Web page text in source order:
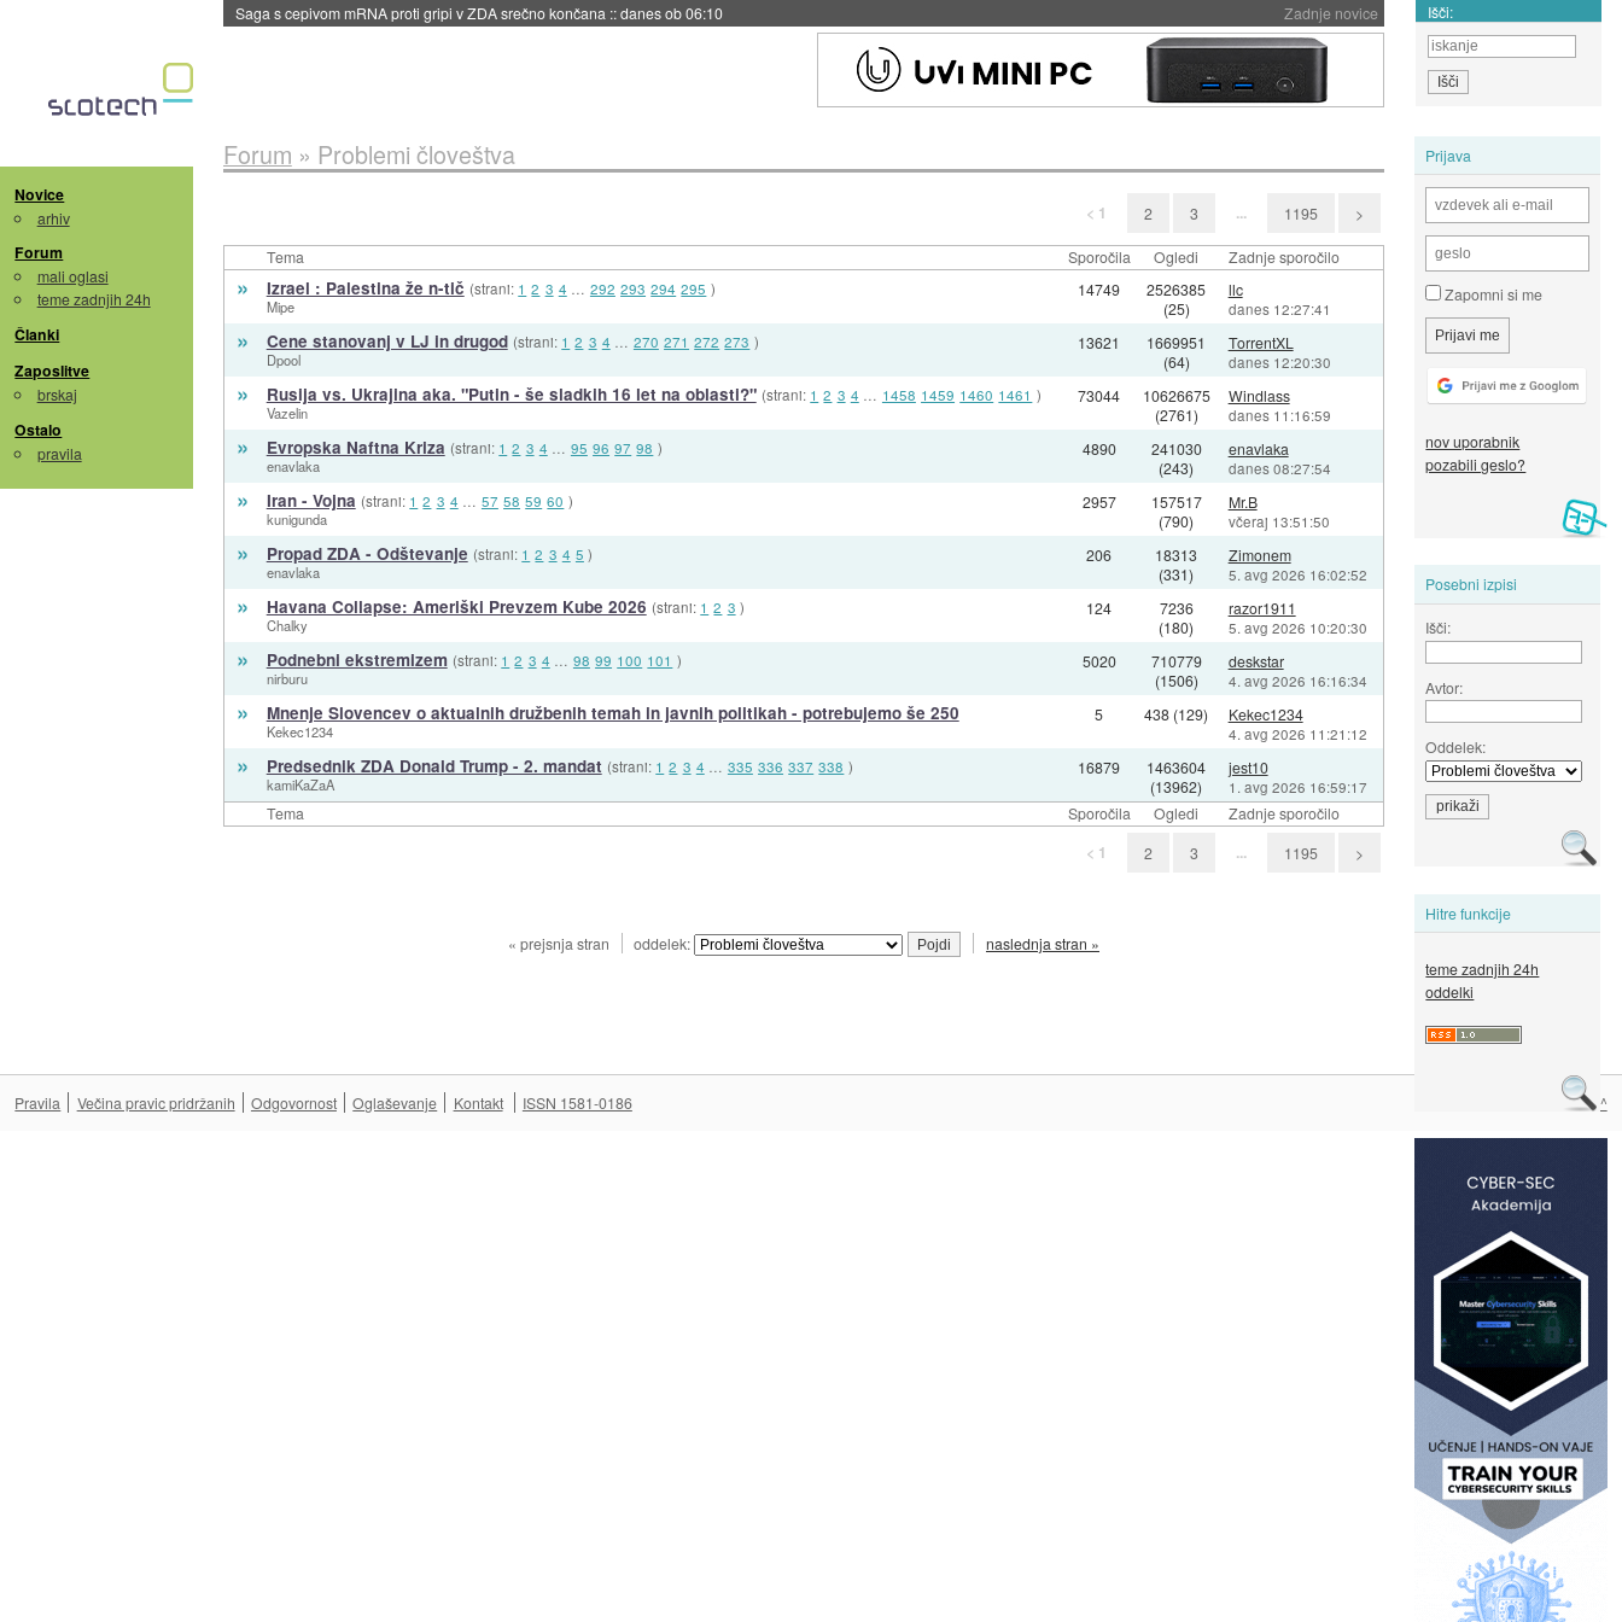
Zadnje novice
Saga s cepivom mRNA proti gripi v ZDA srečno končana ::danes ob 06:10 Išči:
Novice
arhiv
Forum
mali oglasi
teme zadnjih 24h
Članki
Zaposlitve
brskaj
Ostalo
pravila
Prijava
Zapomni si me
nov uporabnik
pozabili geslo?
Posebni izpisi
Išči:
Avtor:
Oddelek:
Hitre funkcije
teme zadnjih 24h
oddelki
Forum » Problemi človeštva
< 1 2 3 ... 1195 >
Tema Sporočila Ogledi Zadnje sporočilo
Tema Sporočila Ogledi Zadnje sporočilo
» Izrael : Palestina že n-tič (strani: 1 2 3 4 … 292 293 294 295 )
Mipe
14749
2526385
(25)
llc
danes 12:27:41
» Cene stanovanj v LJ in drugod (strani: 1 2 3 4 … 270 271 272 273 )
Dpool
13621
1669951
(64)
TorrentXL
danes 12:20:30
» Rusija vs. Ukrajina aka. "Putin - še sladkih 16 let na oblasti?" (strani: 1 2 3 4 … 1458 1459 1460 1461 )
Vazelin
73044
10626675
(2761)
Windlass
danes 11:16:59
» Evropska Naftna Kriza (strani: 1 2 3 4 … 95 96 97 98 )
enavlaka
4890
241030
(243)
enavlaka
danes 08:27:54
» Iran - Vojna (strani: 1 2 3 4 … 57 58 59 60 )
kunigunda
2957
157517
(790)
Mr.B
včeraj 13:51:50
» Propad ZDA - Odštevanje (strani: 1 2 3 4 5 )
enavlaka
206
18313
(331)
Zimonem
5. avg 2026 16:02:52
» Havana Collapse: Ameriški Prevzem Kube 2026 (strani: 1 2 3 )
Chalky
124
7236
(180)
razor1911
5. avg 2026 10:20:30
» Podnebni ekstremizem (strani: 1 2 3 4 … 98 99 100 101 )
nirburu
5020
710779
(1506)
deskstar
4. avg 2026 16:16:34
» Mnenje Slovencev o aktualnih družbenih temah in javnih politikah - potrebujemo še 250
Kekec1234
5 438 (129) Kekec1234
4. avg 2026 11:21:12
» Predsednik ZDA Donald Trump - 2. mandat (strani: 1 2 3 4 … 335 336 337 338 )
kamiKaZaA
16879
1463604
(13962)
jest10
1. avg 2026 16:59:17
< 1 2 3 ... 1195 >
« prejsnja stran oddelek: naslednja stran »
Na vrh ^
Pravila Večina pravic pridržanih Odgovornost Oglaševanje Kontakt ISSN 1581-0186